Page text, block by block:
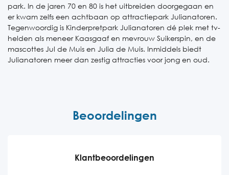
park. In de jaren 70 en 80 is het uitbreiden doorgegaan en
er kwam zelfs een achtbaan op attractiepark Julianatoren.
Tegenwoordig is Kinderpretpark Julianatoren dé plek met tv-
helden als meneer Kaasgaaf en mevrouw Suikerspin, en de
mascottes Jul de Muis en Julia de Muis. Inmiddels biedt
Julianatoren meer dan zestig attracties voor jong en oud.
Beoordelingen
Klantbeoordelingen